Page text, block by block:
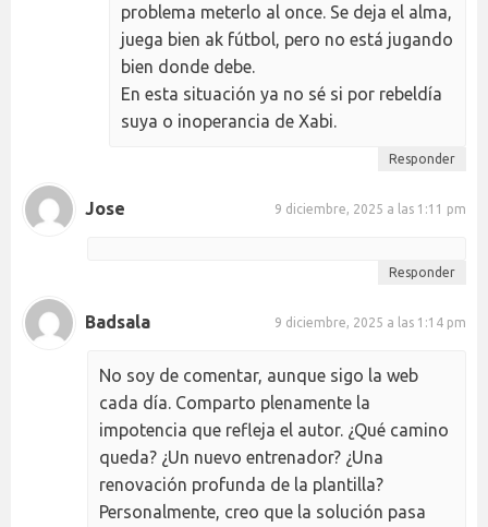
problema meterlo al once. Se deja el alma,
juega bien ak fútbol, pero no está jugando
bien donde debe.
En esta situación ya no sé si por rebeldía
suya o inoperancia de Xabi.
Responder
Jose 9 diciembre, 2025 a las 1:11 pm
Responder
Badsala 9 diciembre, 2025 a las 1:14 pm
No soy de comentar, aunque sigo la web
cada día. Comparto plenamente la
impotencia que refleja el autor. ¿Qué camino
queda? ¿Un nuevo entrenador? ¿Una
renovación profunda de la plantilla?
Personalmente, creo que la solución pasa